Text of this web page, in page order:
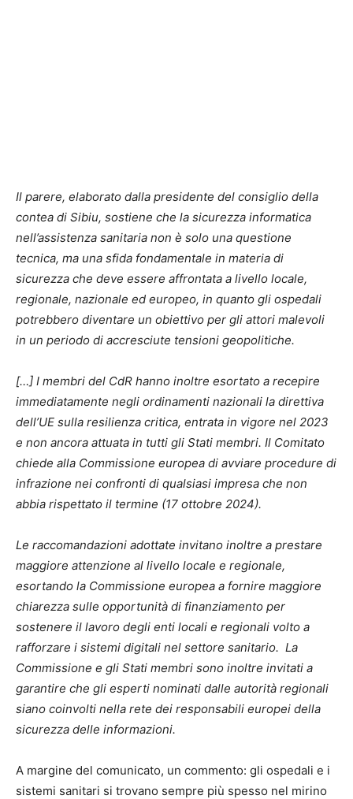
Il parere, elaborato dalla presidente del consiglio della
contea di Sibiu, sostiene che la sicurezza informatica
nell’assistenza sanitaria non è solo una questione
tecnica, ma una sfida fondamentale in materia di
sicurezza che deve essere affrontata a livello locale,
regionale, nazionale ed europeo, in quanto gli ospedali
potrebbero diventare un obiettivo per gli attori malevoli
in un periodo di accresciute tensioni geopolitiche.
[…] I membri del CdR hanno inoltre esortato a recepire
immediatamente negli ordinamenti nazionali la direttiva
dell’UE sulla resilienza critica, entrata in vigore nel 2023
e non ancora attuata in tutti gli Stati membri. Il Comitato
chiede alla Commissione europea di avviare procedure di
infrazione nei confronti di qualsiasi impresa che non
abbia rispettato il termine (17 ottobre 2024).
Le raccomandazioni adottate invitano inoltre a prestare
maggiore attenzione al livello locale e regionale,
esortando la Commissione europea a fornire maggiore
chiarezza sulle opportunità di finanziamento per
sostenere il lavoro degli enti locali e regionali volto a
rafforzare i sistemi digitali nel settore sanitario. La
Commissione e gli Stati membri sono inoltre invitati a
garantire che gli esperti nominati dalle autorità regionali
siano coinvolti nella rete dei responsabili europei della
sicurezza delle informazioni.
A margine del comunicato, un commento: gli ospedali e i
sistemi sanitari si trovano sempre più spesso nel mirino